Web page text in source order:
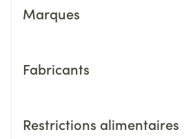
Marques
Fabricants
Restrictions alimentaires